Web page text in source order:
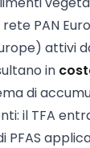
PAN
attivi
in
di
il TFA
PFAS